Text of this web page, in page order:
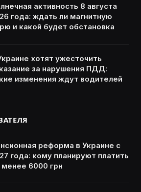
активность 8 августа
года: ждать ли магнитную
и какой будет обстановка
хотят ужесточить
за нарушения ПДД:
изменения ждут водителей
реформа в Украине с
года: кому планируют платить
менее 6000 грн